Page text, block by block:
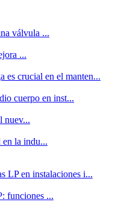
válvula ...
...
es crucial en el manten...
cuerpo en inst...
nuev...
en la indu...
LP en instalaciones i...
funciones ...